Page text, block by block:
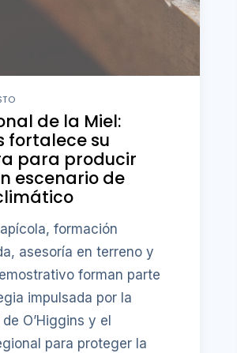
de la Miel:
fortalece su
para producir
escenario de
formación
asesoría en terreno y
forman parte
impulsada por la
O’Higgins y el
para proteger la